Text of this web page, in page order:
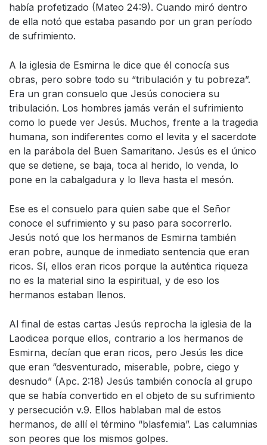
había profetizado (Mateo 24:9). Cuando miró dentro
de ella notó que estaba pasando por un gran período
de sufrimiento.
A la iglesia de Esmirna le dice que él conocía sus
obras, pero sobre todo su “tribulación y tu pobreza”.
Era un gran consuelo que Jesús conociera su
tribulación. Los hombres jamás verán el sufrimiento
como lo puede ver Jesús. Muchos, frente a la tragedia
humana, son indiferentes como el levita y el sacerdote
en la parábola del Buen Samaritano. Jesús es el único
que se detiene, se baja, toca al herido, lo venda, lo
pone en la cabalgadura y lo lleva hasta el mesón.
Ese es el consuelo para quien sabe que el Señor
conoce el sufrimiento y su paso para socorrerlo.
Jesús notó que los hermanos de Esmirna también
eran pobre, aunque de inmediato sentencia que eran
ricos. Sí, ellos eran ricos porque la auténtica riqueza
no es la material sino la espiritual, y de eso los
hermanos estaban llenos.
Al final de estas cartas Jesús reprocha la iglesia de la
Laodicea porque ellos, contrario a los hermanos de
Esmirna, decían que eran ricos, pero Jesús les dice
que eran “desventurado, miserable, pobre, ciego y
desnudo” (Apc. 2:18) Jesús también conocía al grupo
que se había convertido en el objeto de su sufrimiento
y persecución v.9. Ellos hablaban mal de estos
hermanos, de allí el término “blasfemia”. Las calumnias
son peores que los mismos golpes.